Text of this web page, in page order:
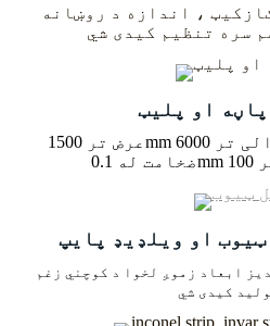
، اندازه د روښانه
سره تنظیم کیدی شي
عرض تر 1500mm او اوږدوالی تر 6000mm پورې،
ابعاد زموږ لخوا د کوچني زغم
کیدی شي